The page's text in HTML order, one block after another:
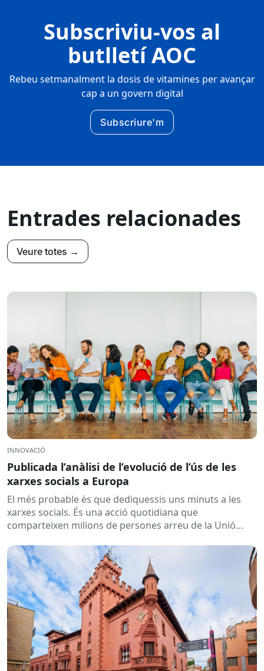
Subscriviu-vos al
butlletí AOC
Rebeu setmanalment la dosis de vitamines per avançar
cap a un govern digital
Subscriure'm
Entrades relacionades
Veure totes →
INNOVACIÓ
Publicada l’anàlisi de l’evolució de l’ús de les
xarxes socials a Europa
El més probable és que dediquessis uns minuts a les
xarxes socials. És una acció quotidiana que
comparteixen milions de persones arreu de la Unió